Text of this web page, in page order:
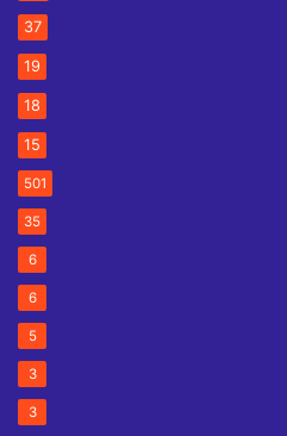
37
19
18
15
501
35
6
6
5
3
3